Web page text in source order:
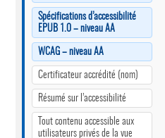
Spécifications d’accessibilité
EPUB 1.0 – niveau AA
WCAG – niveau AA
Certificateur accrédité (nom)
Résumé sur l’accessibilité
Tout contenu accessible aux
utilisateurs privés de la vue